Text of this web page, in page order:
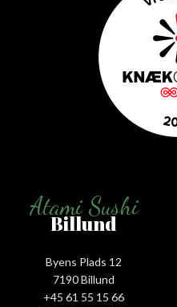
Atami Sushi
Billund
Byens Plads 12
7190 Billund
+45 61 55 15 66‬